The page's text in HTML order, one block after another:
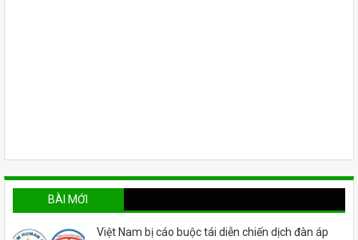
BÀI MỚI
Việt Nam bị cáo buộc tái diễn chiến dịch đàn áp